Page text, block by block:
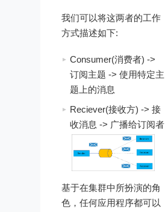
我们可以将这两者的工作
方式描述如下:
Consumer(消费者) ->
订阅主题 -> 使用特定主
题上的消息
Reciever(接收方) -> 接
收消息 -> 广播给订阅者
基于在集群中所扮演的角
色，任何应用程序都可以